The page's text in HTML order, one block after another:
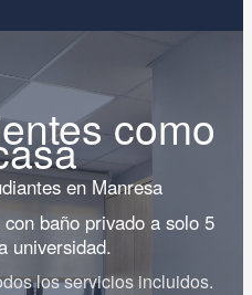
como
en Manresa
baño privado a solo 5
universidad.
los servicios incluidos.